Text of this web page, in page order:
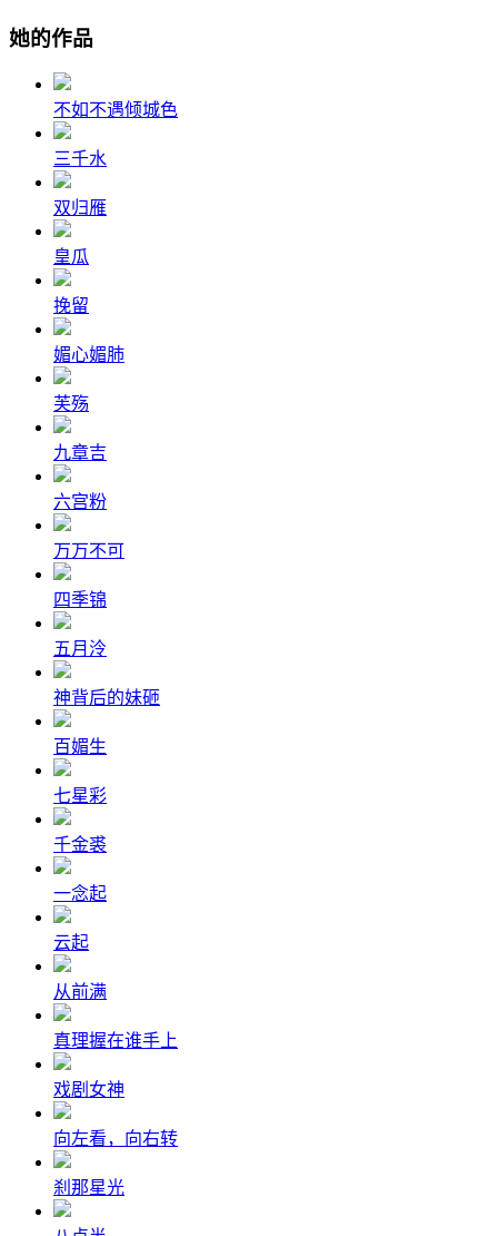
她的作品
不如不遇倾城色
三千水
双归雁
皇瓜
挽留
媚心媚肺
芙殇
九章吉
六宫粉
万万不可
四季锦
五月泠
神背后的妹砸
百媚生
七星彩
千金裘
一念起
云起
从前满
真理握在谁手上
戏剧女神
向左看，向右转
刹那星光